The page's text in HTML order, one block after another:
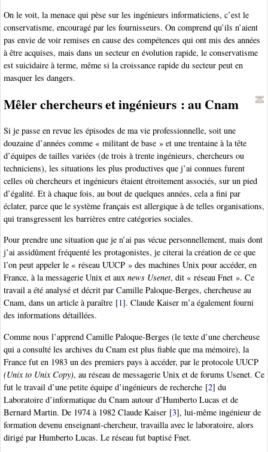
On le voit, la menace qui pèse sur les ingénieurs informaticiens, c’est le
conservatisme, encouragé par les fournisseurs. On comprend qu’ils n’aient
pas envie de voir remises en cause des compétences qui ont mis des années
à être acquises, mais dans un secteur en évolution rapide, le conservatisme
est suicidaire à terme, même si la croissance rapide du secteur peut en
masquer les dangers.
Mêler chercheurs et ingénieurs : au Cnam
Si je passe en revue les épisodes de ma vie professionnelle, soit une
douzaine d’années comme « militant de base » et une trentaine à la tête
d’équipes de tailles variées (de trois à trente ingénieurs, chercheurs ou
techniciens), les situations les plus productives que j’ai connues furent
celles où chercheurs et ingénieurs étaient étroitement associés, sur un pied
d’égalité. Et à chaque fois, au bout de quelques années, cela a fini par
éclater, parce que le système français est allergique à de telles organisations,
qui transgressent les barrières entre catégories sociales.
Pour prendre une situation que je n’ai pas vécue personnellement, mais dont
j’ai assidûment fréquenté les protagonistes, je citerai la création de ce que
l’on peut appeler le « réseau UUCP » des machines Unix pour accéder, en
France, à la messagerie Unix et aux news Usenet, dit « réseau Fnet ». Ce
travail a été analysé et décrit par Camille Paloque-Berges, chercheuse au
Cnam, dans un article à paraître [1]. Claude Kaiser m’a également fourni
des informations détaillées.
Comme nous l’apprend Camille Paloque-Berges (le texte d’une chercheuse
qui a consulté les archives du Cnam est plus fiable que ma mémoire), la
France fut en 1983 un des premiers pays à accéder, par le protocole UUCP
(Unix to Unix Copy), au réseau de messagerie Unix et de forums Usenet. Ce
fut le travail d’une petite équipe d’ingénieurs de recherche [2] du
Laboratoire d’informatique du Cnam autour d’Humberto Lucas et de
Bernard Martin. De 1974 à 1982 Claude Kaiser [3], lui-même ingénieur de
formation devenu enseignant-chercheur, travailla avec le laboratoire, alors
dirigé par Humberto Lucas. Le réseau fut baptisé Fnet.